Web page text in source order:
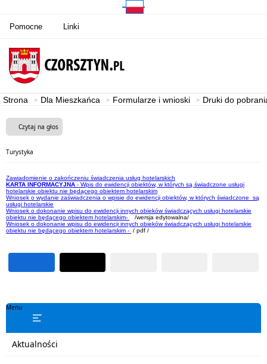
Pomocne Linki
Strona Dla Mieszkańca Formularze i wnioski Druki do
Czytaj na głos
Turystyka
Zawiadomienie o zakończeniu świadczenia usług hotelarskich
KARTA INFORMACYJNA - Wpis do ewidencji obiektów, w których są świadczone usługi
hotelarskie obiektu nie będącego obiektem hotelarskim
Wniosek o wydanie zaświadczenia o wpisie do ewidencji obiektów, w których świadczone są
usługi hotelarskie
Wniosek o dokonanie wpisu do ewidencji innych obieków świadczących usługi hotelarskie
obiektu nie będącego obiektem hotelarskim-
/wersja edytowalna/
Wniosek o dokonanie wpisu do ewidencji innych obieków świadczących usługi hotelarskie
obiektu nie będącego obiektem hotelarskim - / pdf /
Menu
Aktualności